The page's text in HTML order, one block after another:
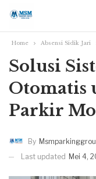
Home Absensi Sidik Jari
Solusi
Otomatis
Parkir
By
Last updated Mei 4,